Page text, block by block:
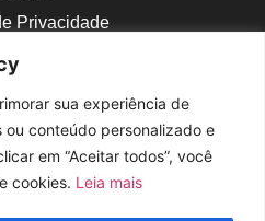
sua experiência de
conteúdo personalizado e
em “Aceitar todos”, você
cookies. Leia mais
Privacidade
99715-8411
3941-5393